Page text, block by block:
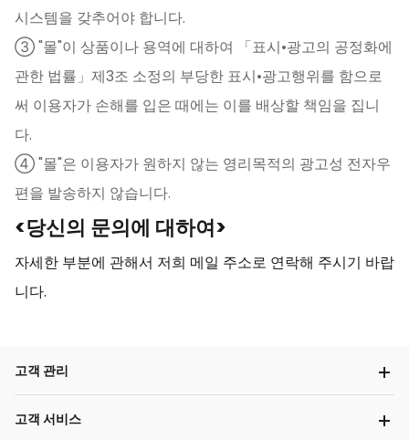
시스템을 갖추어야 합니다.
③ "몰"이 상품이나 용역에 대하여 「표시•광고의 공정화에
관한 법률」제3조 소정의 부당한 표시•광고행위를 함으로
써 이용자가 손해를 입은 때에는 이를 배상할 책임을 집니
다.
④ "몰"은 이용자가 원하지 않는 영리목적의 광고성 전자우
편을 발송하지 않습니다.
<당신의 문의에 대하여>
자세한 부분에 관해서 저희 메일 주소로 연락해 주시기 바랍
니다.
고객 관리
고객 서비스